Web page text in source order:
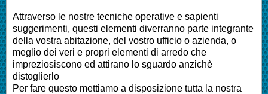
Attraverso le nostre tecniche operative e sapienti
suggerimenti, questi elementi diverranno parte integrante
della vostra abitazione, del vostro ufficio o azienda, o
meglio dei veri e propri elementi di arredo che
impreziosiscono ed attirano lo sguardo anzichè
distoglierlo
Per fare questo mettiamo a disposizione tutta la nostra